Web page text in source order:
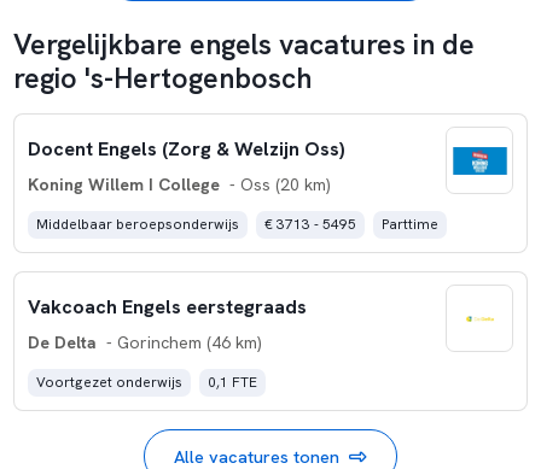
Vergelijkbare engels vacatures in de
regio 's-Hertogenbosch
Docent Engels (Zorg & Welzijn Oss)
Koning Willem I College - Oss (20 km)
Middelbaar beroepsonderwijs € 3713 - 5495 Parttime
Vakcoach Engels eerstegraads
De Delta - Gorinchem (46 km)
Voortgezet onderwijs 0,1 FTE
Alle vacatures tonen